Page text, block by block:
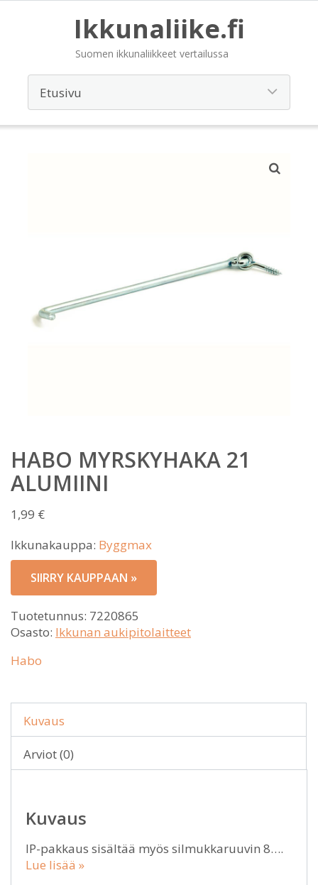
Ikkunaliike.fi
Suomen ikkunaliikkeet vertailussa
HABO MYRSKYHAKA 21
ALUMIINI
1,99 €
Ikkunakauppa: Byggmax
SIIRRY KAUPPAAN »
Tuotetunnus: 7220865
Osasto: Ikkunan aukipitolaitteet
Habo
Kuvaus
Arviot (0)
Kuvaus
IP-pakkaus sisältää myös silmukkaruuvin 8….
Lue lisää »